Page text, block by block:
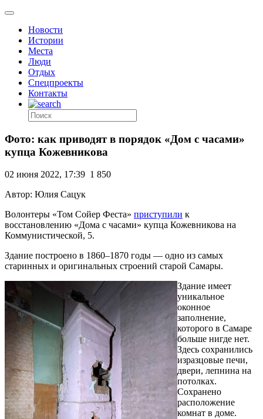
Новости
Истории
Места
Люди
Отдых
Спецпроекты
Контакты
Фото: как приводят в порядок «Дом с часами»
купца Кожевникова
02 июня 2022, 17:39 1 850
Автор: Юлия Сацук
Волонтеры «Том Сойер Феста» приступили к
восстановлению «Дома с часами» купца Кожевникова на
Коммунистической, 5.
Здание построено в 1860–1870 годы — одно из самых
старинных и оригинальных строений старой Самары.
Здание имеет
уникальное
оконное
заполнение,
которого в Самаре
больше нигде нет.
Здесь сохранились
изразцовые печи,
двери, лепнина на
потолках.
Сохранено
расположение
комнат в доме.